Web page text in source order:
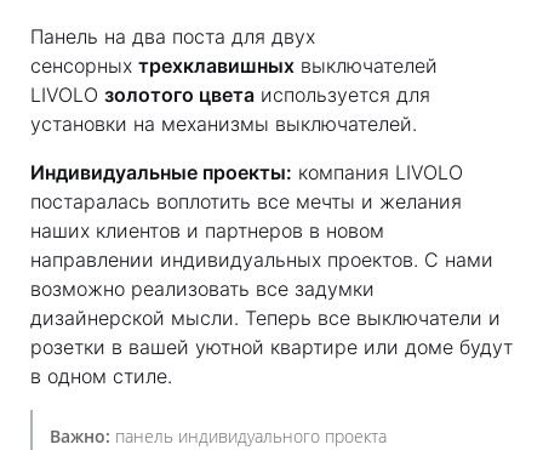
Панель на два поста для двух
сенсорных трехклавишных выключателей
LIVOLO золотого цвета используется для
установки на механизмы выключателей.
Индивидуальные проекты: компания LIVOLO
постаралась воплотить все мечты и желания
наших клиентов и партнеров в новом
направлении индивидуальных проектов. С нами
возможно реализовать все задумки
дизайнерской мысли. Теперь все выключатели и
розетки в вашей уютной квартире или доме будут
в одном стиле.
Важно: панель индивидуального проекта